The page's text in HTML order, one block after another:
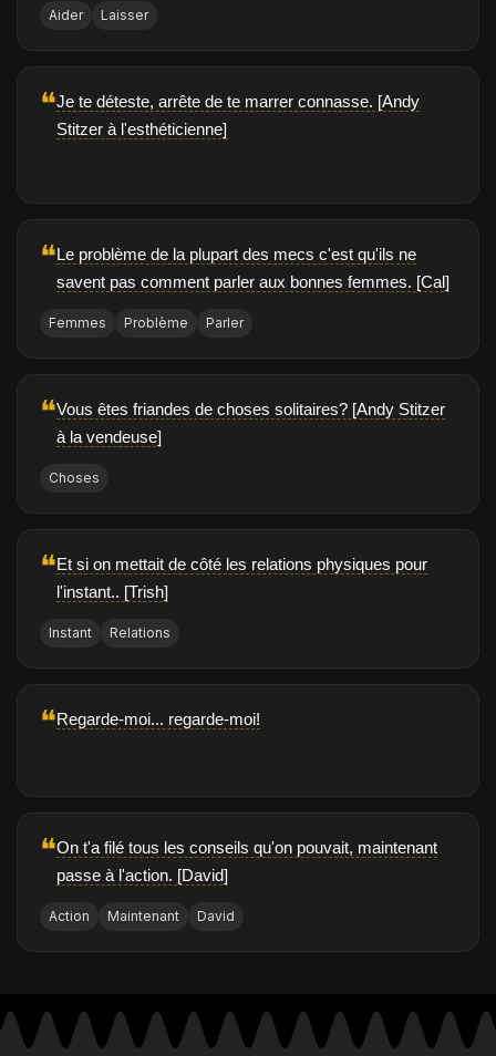
Aider Laisser
❝Je te déteste, arrête de te marrer connasse. [Andy
Stitzer à l'esthéticienne]
❝Le problème de la plupart des mecs c'est qu'ils ne
savent pas comment parler aux bonnes femmes. [Cal]
Femmes Problème Parler
❝Vous êtes friandes de choses solitaires? [Andy Stitzer
à la vendeuse]
Choses
❝Et si on mettait de côté les relations physiques pour
l'instant.. [Trish]
Instant Relations
❝Regarde-moi... regarde-moi!
❝On t'a filé tous les conseils qu'on pouvait, maintenant
passe à l'action. [David]
Action Maintenant David